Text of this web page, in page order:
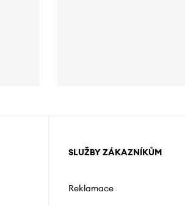
SLUŽBY ZÁKAZNÍKŮM
Reklamace